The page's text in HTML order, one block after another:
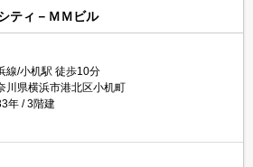
ティ－ＭＭビル
線/小机駅 徒歩10分
川県横浜市港北区小机町
年
3階建